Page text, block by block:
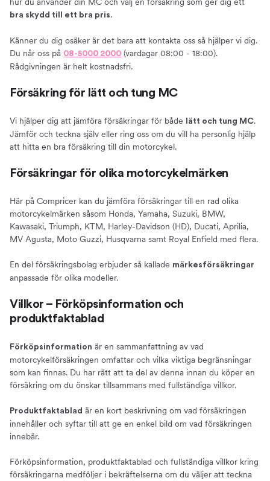
bra skydd till ett bra pris.
Känner du dig osäker är det bara att kontakta oss så hjälper vi dig.
Du når oss på 08-5000 2000 (vardagar 08:00 - 18:00).
Rådgivningen är helt kostnadsfri.
Försäkring för lätt och tung MC
Vi hjälper dig att jämföra försäkringar för både lätt och tung MC.
Jämför och teckna själv eller ring oss om du vill ha personlig hjälp
att hitta en bra försäkring till din motorcykel.
Försäkringar för olika motorcykelmärken
Här på Compricer kan du jämföra försäkringar till en rad olika
motorcykelmärken såsom Honda, Yamaha, Suzuki, BMW,
Kawasaki, Triumph, KTM, Harley-Davidson (HD), Ducati, Aprilia,
MV Agusta, Moto Guzzi, Husqvarna samt Royal Enfield med flera.
En del försäkringsbolag erbjuder så kallade märkesförsäkringar
anpassade för olika modeller.
Villkor – Förköpsinformation och
produktfaktablad
Förköpsinformation är en sammanfattning av vad
motorcykelförsäkringen omfattar och vilka viktiga begränsningar
som kan finnas. Du har rätt att ta del av denna innan du köper en
försäkring om du önskar tillsammans med fullständiga villkor.
Produktfaktablad är en kort beskrivning om vad försäkringen
innehåller och syftar till att ge en enkel bild om vad försäkringen
innebär.
Förköpsinformation, produktfaktablad och fullständiga villkor kring
försäkringarna medföljer i bekräftelserna om du väljer att teckna